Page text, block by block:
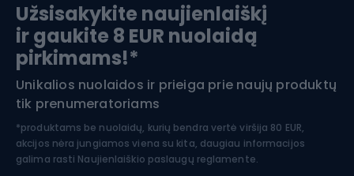
Apranga žiemos sportui
Šiaurietiškas ėjimas
Užsisakykite naujienlaiškį
ir gaukite 8 EUR nuolaidą
pirkimams!*
Unikalios nuolaidos ir prieiga prie naujų produktų
tik prenumeratoriams
*produktams be nuolaidų, kurių bendra vertė viršija 80 EUR,
akcijos nėra jungiamos viena su kita, daugiau informacijos
galima rasti Naujienlaiškio paslaugų reglamente.